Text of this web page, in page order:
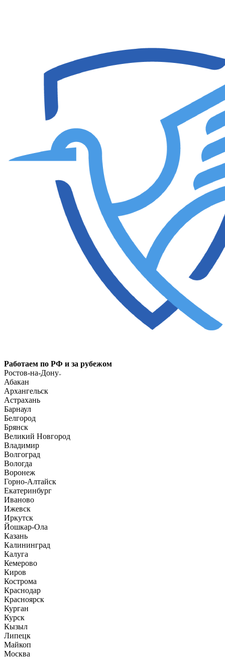
Работаем по РФ и за рубежом
Ростов-на-Дону
Абакан
Архангельск
Астрахань
Барнаул
Белгород
Брянск
Великий Новгород
Владимир
Волгоград
Вологда
Воронеж
Горно-Алтайск
Екатеринбург
Иваново
Ижевск
Иркутск
Йошкар-Ола
Казань
Калининград
Калуга
Кемерово
Киров
Кострома
Краснодар
Красноярск
Курган
Курск
Кызыл
Липецк
Майкоп
Москва